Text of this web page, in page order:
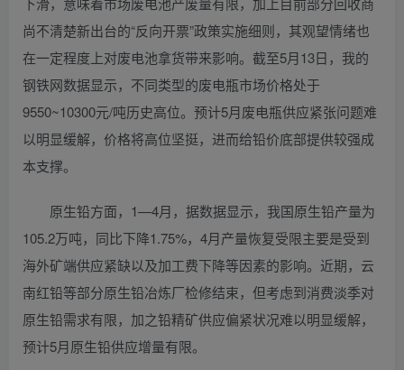
尚不清楚新出台的“反向开票”政策实施细则，其观望情绪也
在一定程度上对废电池拿货带来影响。截至5月13日，我的
钢铁网数据显示，不同类型的废电瓶市场价格处于
9550~10300元/吨历史高位。预计5月废电瓶供应紧张问题难
以明显缓解，价格将高位坚挺，进而给铅价底部提供较强成
本支撑。
原生铅方面，1—4月，据数据显示，我国原生铅产量为
105.2万吨，同比下降1.75%，4月产量恢复受限主要是受到
海外矿端供应紧缺以及加工费下降等因素的影响。近期，云
南红铅等部分原生铅冶炼厂检修结束，但考虑到消费淡季对
原生铅需求有限，加之铅精矿供应偏紧状况难以明显缓解，
预计5月原生铅供应增量有限。